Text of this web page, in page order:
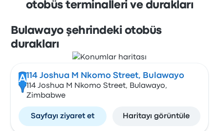
otobüs terminalleri ve durakları
Bulawayo şehrindeki otobüs
durakları
A114 Joshua M Nkomo Street, Bulawayo
114 Joshua M Nkomo Street, Bulawayo,
Zimbabwe
Sayfayı ziyaret et Haritayı görüntüle